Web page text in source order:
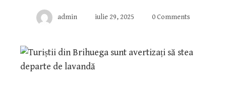
admin iulie 29, 2025 0 Comments